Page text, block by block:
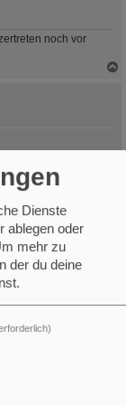
noch vor
Android.
Dienste
ablegen oder
mehr zu
der du deine